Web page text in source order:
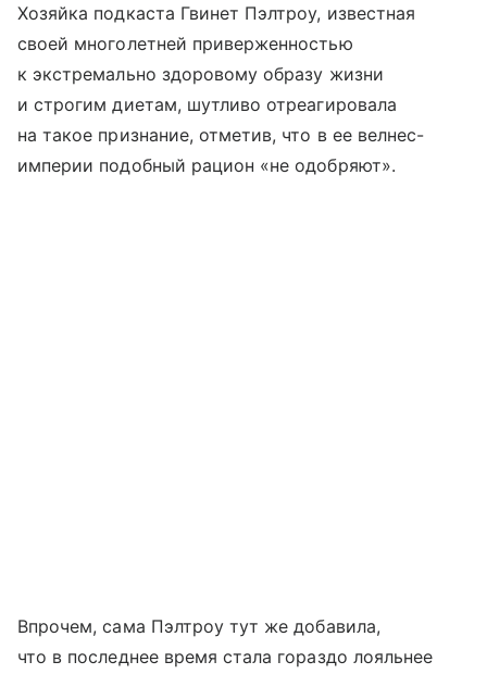
Хозяйка подкаста Гвинет Пэлтроу, известная
своей многолетней приверженностью
к экстремально здоровому образу жизни
и строгим диетам, шутливо отреагировала
на такое признание, отметив, что в ее велнес-
империи подобный рацион «не одобряют».
Впрочем, сама Пэлтроу тут же добавила,
что в последнее время стала гораздо лояльнее